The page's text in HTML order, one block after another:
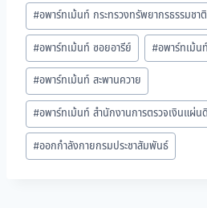
#อพาร์ทเม้นท์ กระทรวงทรัพยากรธรรมชา
#อพาร์ทเม้นท์ ซอยอารีย์ #อพาร์ทเม้น
#อพาร์ทเม้นท์ สะพานควาย
#อพาร์ทเม้นท์ สำนักงานการตรวจเงินแผ่น
#ออกกำลังกายกรมประชาสัมพันธ์